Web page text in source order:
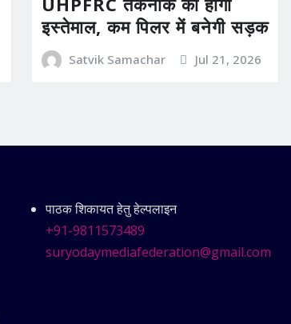
इस्तेमाल, कम पिलर में बनेगी सड़क
Satvik Samachar Jul 21, 2026
पाठक शिकायत हेतु हेल्पलाइन
+91-9811573489
suryodaymediafederation@gmail.com